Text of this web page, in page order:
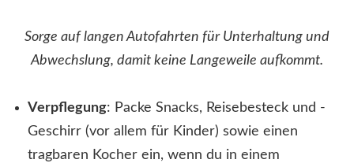
Sorge auf langen Autofahrten für Unterhaltung und
Abwechslung, damit keine Langeweile aufkommt.
Verpflegung: Packe Snacks, Reisebesteck und -
Geschirr (vor allem für Kinder) sowie einen
tragbaren Kocher ein, wenn du in einem